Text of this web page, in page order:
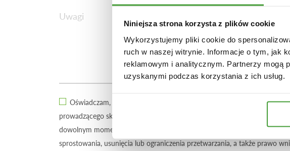
Niniejsza strona korzysta z plików cookie
Wykorzystujemy pliki cookie do
ruch w naszej witrynie. Informacje o tym, jak
reklamowym i analitycznym. Partnerzy mogą
uzyskanymi podczas korzystania z ich usług.
Uwagi
Oświadczam, iż ukończyłem/am 16 rok życia i zgadzam się na
prowadzącego sklep/stronę), w celu obsługi mojego zapytania. Podanie
dowolnym momencie. Dane osobowe będą przetwarzane do czasu
sprostowania, usunięcia lub ograniczenia przetwarzania, a także prawo